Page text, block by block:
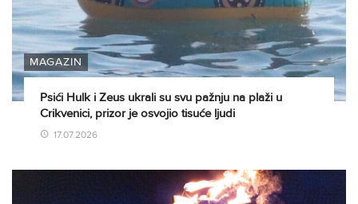
MAGAZIN
Psići Hulk i Zeus ukrali su svu pažnju na plaži u
Crikvenici, prizor je osvojio tisuće ljudi
17.07.2026